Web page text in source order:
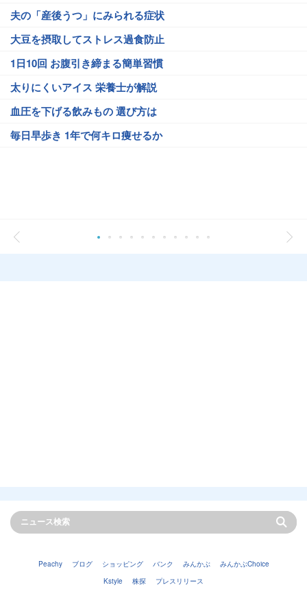
夫の「産後うつ」にみられる症状
大豆を摂取してストレス過食防止
1日10回 お腹引き締まる簡単習慣
太りにくいアイス 栄養士が解説
血圧を下げる飲みもの 選び方は
毎日早歩き 1年で何キロ痩せるか
Peachy ブログ ショッピング バンク みんかぶ
みんかぶChoice
Kstyle
株探 プレスリリース